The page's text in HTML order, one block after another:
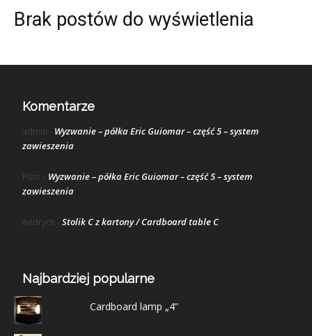
Brak postów do wyświetlenia
Komentarze
admin - Wyzwanie – półka Eric Guiomar – część 5 – system
zawieszenia
Piotr - Wyzwanie – półka Eric Guiomar – część 5 – system
zawieszenia
Andrych - Stolik C z kartony / Cardboard table C
Najbardziej popularne
Cardboard lamp „4”